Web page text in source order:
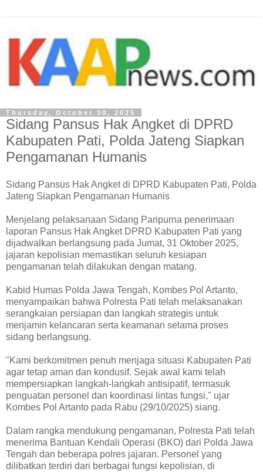
Thursday, October 30, 2025
Sidang Pansus Hak Angket di DPRD
Kabupaten Pati, Polda Jateng Siapkan
Pengamanan Humanis
Sidang Pansus Hak Angket di DPRD Kabupaten Pati, Polda
Jateng Siapkan Pengamanan Humanis
Menjelang pelaksanaan Sidang Paripurna penerimaan
laporan Pansus Hak Angket DPRD Kabupaten Pati yang
dijadwalkan berlangsung pada Jumat, 31 Oktober 2025,
jajaran kepolisian memastikan seluruh kesiapan
pengamanan telah dilakukan dengan matang.
Kabid Humas Polda Jawa Tengah, Kombes Pol Artanto,
menyampaikan bahwa Polresta Pati telah melaksanakan
serangkaian persiapan dan langkah strategis untuk
menjamin kelancaran serta keamanan selama proses
sidang berlangsung.
"Kami berkomitmen penuh menjaga situasi Kabupaten Pati
agar tetap aman dan kondusif. Sejak awal kami telah
mempersiapkan langkah-langkah antisipatif, termasuk
penguatan personel dan koordinasi lintas fungsi," ujar
Kombes Pol Artanto pada Rabu (29/10/2025) siang.
Dalam rangka mendukung pengamanan, Polresta Pati telah
menerima Bantuan Kendali Operasi (BKO) dari Polda Jawa
Tengah dan beberapa polres jajaran. Personel yang
dilibatkan terdiri dari berbagai fungsi kepolisian, di